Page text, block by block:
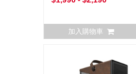
加入購物車